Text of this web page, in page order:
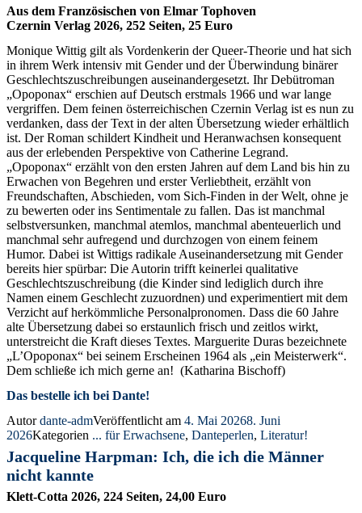
Aus dem Französischen von Elmar Tophoven
Czernin Verlag 2026, 252 Seiten, 25 Euro
Monique Wittig gilt als Vordenkerin der Queer-Theorie und hat sich
in ihrem Werk intensiv mit Gender und der Überwindung binärer
Geschlechtszuschreibungen auseinandergesetzt. Ihr Debütroman
„Opoponax“ erschien auf Deutsch erstmals 1966 und war lange
vergriffen. Dem feinen österreichischen Czernin Verlag ist es nun zu
verdanken, dass der Text in der alten Übersetzung wieder erhältlich
ist. Der Roman schildert Kindheit und Heranwachsen konsequent
aus der erlebenden Perspektive von Catherine Legrand.
„Opoponax“ erzählt von den ersten Jahren auf dem Land bis hin zu
Erwachen von Begehren und erster Verliebtheit, erzählt von
Freundschaften, Abschieden, vom Sich-Finden in der Welt, ohne je
zu bewerten oder ins Sentimentale zu fallen. Das ist manchmal
selbstversunken, manchmal atemlos, manchmal abenteuerlich und
manchmal sehr aufregend und durchzogen von einem feinem
Humor. Dabei ist Wittigs radikale Auseinandersetzung mit Gender
bereits hier spürbar: Die Autorin trifft keinerlei qualitative
Geschlechtszuschreibung (die Kinder sind lediglich durch ihre
Namen einem Geschlecht zuzuordnen) und experimentiert mit dem
Verzicht auf herkömmliche Personalpronomen. Dass die 60 Jahre
alte Übersetzung dabei so erstaunlich frisch und zeitlos wirkt,
unterstreicht die Kraft dieses Textes. Marguerite Duras bezeichnete
„L’Opoponax“ bei seinem Erscheinen 1964 als „ein Meisterwerk“.
Dem schließe ich mich gerne an! (Katharina Bischoff)
Das bestelle ich bei Dante!
Autordante-admVeröffentlicht am 4. Mai 20268. Juni
2026Kategorien ... für Erwachsene, Danteperlen, Literatur!
Jacqueline Harpman: Ich, die ich die Männer
nicht kannte
Klett-Cotta 2026, 224 Seiten, 24,00 Euro